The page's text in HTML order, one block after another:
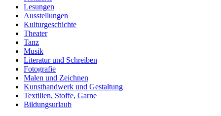
Lesungen
Ausstellungen
Kulturgeschichte
Theater
Tanz
Musik
Literatur und Schreiben
Fotografie
Malen und Zeichnen
Kunsthandwerk und Gestaltung
Textilien, Stoffe, Garne
Bildungsurlaub